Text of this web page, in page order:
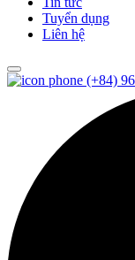
Tuyển dụng
Liên hệ
(+84)